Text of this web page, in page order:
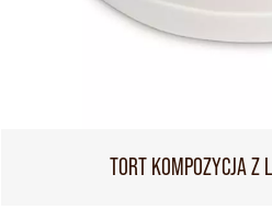
TORT KOMPOZYCJA Z